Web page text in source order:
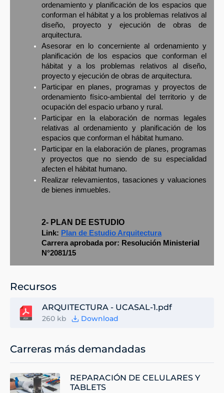
ordenamiento y planificación de los espacios que
conforman el hábitat y a los problemas relativos al
diseño, proyecto y ejecución de obras de
arquitectura.
Asesorar en lo concerniente al ordenamiento y
planificación de los espacios que conforman el
hábitat y a los problemas relativos al diseño,
proyecto y ejecución de obras de arquitectura.
Participar en planes, programas y proyectos de
ordenamiento físico-ambiental del territorio y de
ocupación del espacio urbano y rural.
Participar en la elaboración de normas legales
relativas al ordenamiento y planificación de los
espacios que conforman el hábitat humano.
Participar en la elaboración de planes, programas
y proyectos que no siendo de su especialidad
afecten el hábitat humano.
Realizar relevamientos, tasaciones y valuaciones
de bienes inmuebles.
2- PLAN DE ESTUDIO
Link: Plan de Estudio Arquitectura
Carrera aprobada por: Resolución Ministerial
N°2081/15
Recursos
ARQUITECTURA - UCASAL-1.pdf
260 kb Download
Carreras más demandadas
REPARACIÓN DE CELULARES Y
TABLETS